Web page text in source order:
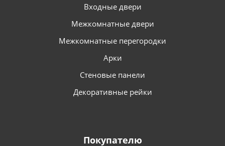
Входные двери
Межкомнатные двери
Межкомнатные перегородки
Арки
Стеновые панели
Декоративные рейки
Покупателю